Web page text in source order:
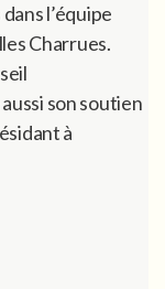
l’équipe
Charrues.
son soutien
à